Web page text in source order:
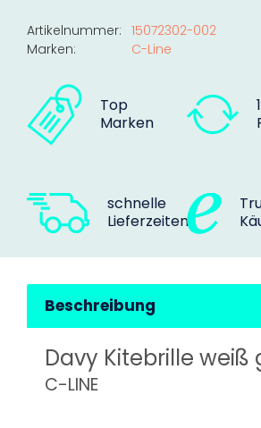
Artikelnummer: 15072302-002
Marken:
C-Line
Top
Marken
schnelle
Lieferzeiten
Beschreibung
Davy Kitebrille weiß
C-LINE